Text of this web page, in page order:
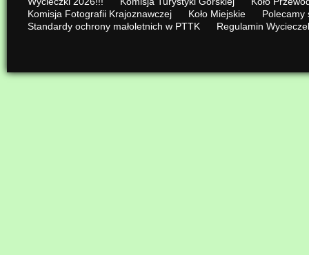
Komisja Fotografii Krajoznawczej
Koło Miejskie
Polecamy
Standardy ochrony małoletnich w PTTK
Regulamin